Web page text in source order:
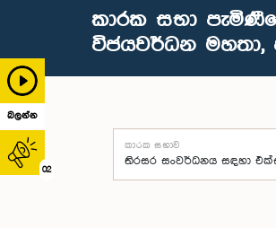
බලන්න
02
කාරක සභා
විජයවර්ධන මහතා,
කාරක සභාව